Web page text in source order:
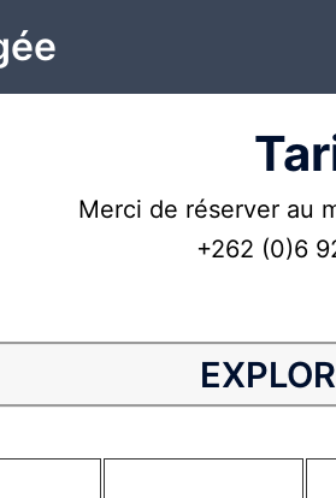
Merci de réserver au
+262 (0)6